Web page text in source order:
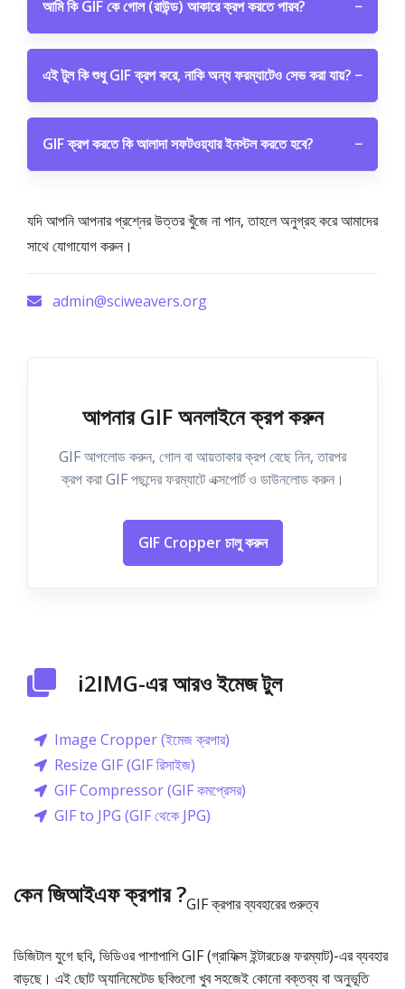
আমি কি GIF কে গোল (রাউন্ড) আকারে ক্রপ করতে পারব? −
এই টুল কি শুধু GIF ক্রপ করে, নাকি অন্য ফরম্যাটেও সেভ করা যায়? −
GIF ক্রপ করতে কি আলাদা সফটওয়্যার ইনস্টল করতে হবে? −
যদি আপনি আপনার প্রশ্নের উত্তর খুঁজে না পান, তাহলে অনুগ্রহ করে আমাদের
সাথে যোগাযোগ করুন।
admin@sciweavers.org
আপনার GIF অনলাইনে ক্রপ করুন
GIF আপলোড করুন, গোল বা আয়তাকার ক্রপ বেছে নিন, তারপর
ক্রপ করা GIF পছন্দের ফরম্যাটে এক্সপোর্ট ও ডাউনলোড করুন।
GIF Cropper চালু করুন
i2IMG-এর আরও ইমেজ টুল
Image Cropper (ইমেজ ক্রপার)
Resize GIF (GIF রিসাইজ)
GIF Compressor (GIF কমপ্রেসর)
GIF to JPG (GIF থেকে JPG)
কেন জিআইএফ ক্রপার ?GIF ক্রপার ব্যবহারের গুরুত্ব
ডিজিটাল যুগে ছবি, ভিডিওর পাশাপাশি GIF (গ্রাফিক্স ইন্টারচেঞ্জ ফরম্যাট)-এর ব্যবহার
বাড়ছে। এই ছোট অ্যানিমেটেড ছবিগুলো খুব সহজেই কোনো বক্তব্য বা অনুভূতি